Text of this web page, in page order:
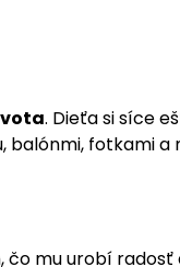
. Dieťa si síce
fotkami a
mu urobí